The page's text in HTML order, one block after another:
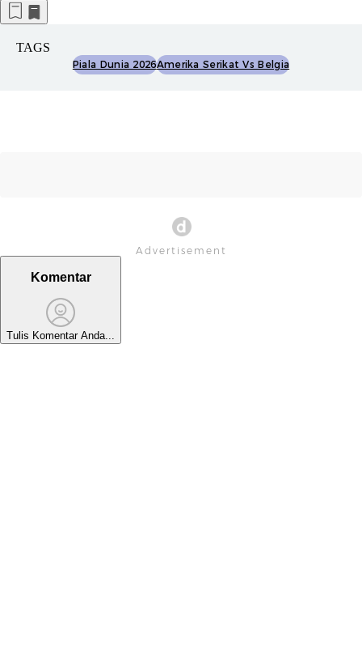
TAGS
Piala Dunia 2026Amerika Serikat Vs Belgia
Komentar
Tulis Komentar Anda...